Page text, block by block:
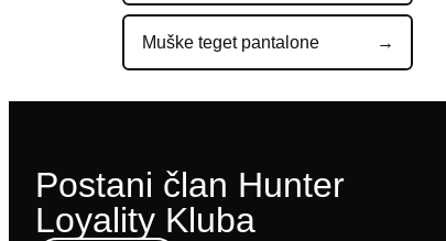
Muške teget pantalone
Postani član Hunter
Loyality Kluba